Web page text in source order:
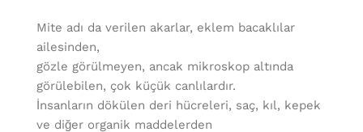
Mite adı da verilen akarlar, eklem bacaklılar
ailesinden,
gözle görülmeyen, ancak mikroskop altında
görülebilen, çok küçük canlılardır.
İnsanların dökülen deri hücreleri, saç, kıl, kepek
ve diğer organik maddelerden